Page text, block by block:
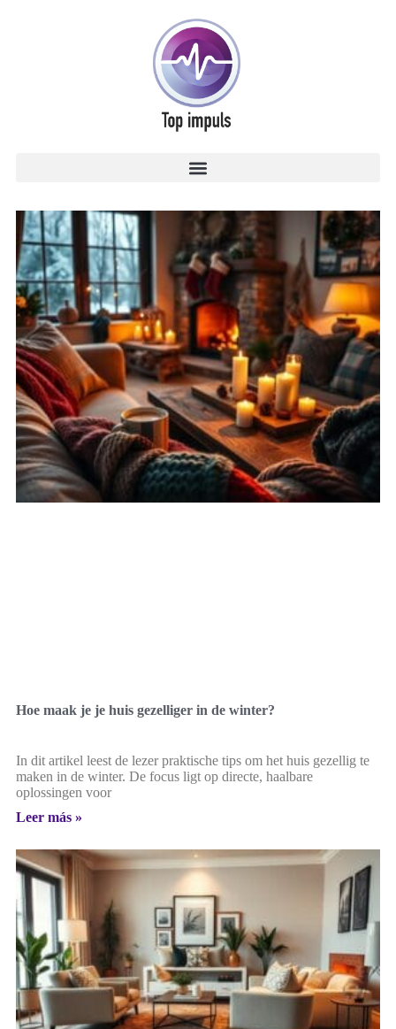
Hoe maak je je huis gezelliger in de winter?
In dit artikel leest de lezer praktische tips om het huis gezellig te
maken in de winter. De focus ligt op directe, haalbare
oplossingen voor
Leer más »